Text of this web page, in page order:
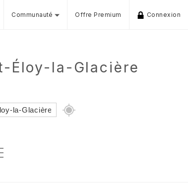
Communauté Offre Premium Connexion
Éloy-la-Glacière